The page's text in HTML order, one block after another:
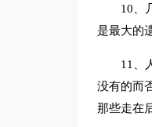
10、
是最大的
11、
没有的而
那些走在